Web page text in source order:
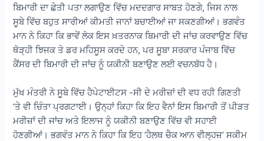
ਬਿਮਾਰੀ ਦਾ ਛੇਤੀ ਪਤਾ ਲਗਾਉਣ ਵਿੱਚ ਮਦਦਗਾਰ ਸਾਬਤ ਹੋਣਗੇ, ਜਿਸ ਨਾਲ
ਸੂਬੇ ਵਿੱਚ ਬਹੁਤ ਸਾਰੀਆਂ ਕੀਮਤੀ ਜਾਨਾਂ ਬਚਾਈਆਂ ਜਾ ਸਕਣਗੀਆਂ। ਭਗਵੰਤ
ਮਾਨ ਨੇ ਕਿਹਾ ਕਿ ਭਾਵੇਂ ਲੋਕ ਇਸ ਖ਼ਤਰਨਾਕ ਬਿਮਾਰੀ ਦੀ ਜਾਂਚ ਕਰਵਾਉਣ ਵਿੱਚ
ਥੋੜ੍ਹੀ ਝਿਜਕ ਤੇ ਡਰ ਮਹਿਸੂਸ ਕਰਦੇ ਹਨ, ਪਰ ਸੂਬਾ ਸਰਕਾਰ ਪੰਜਾਬ ਵਿੱਚ
ਕੈਂਸਰ ਦੀ ਬਿਮਾਰੀ ਦੀ ਜਾਂਚ ਨੂੰ ਯਕੀਨੀ ਬਣਾਉਣ ਲਈ ਵਚਨਬੱਧ ਹੈ।
ਮੁੱਖ ਮੰਤਰੀ ਨੇ ਸੂਬੇ ਵਿੱਚ ਹੈਪੇਟਾਈਟਸ -ਸੀ ਦੇ ਮਰੀਜ਼ਾਂ ਦੀ ਵਧ ਰਹੀ ਗਿਣਤੀ
‘ਤੇ ਵੀ ਚਿੰਤਾ ਪ੍ਰਗਟਾਈ। ਉਨ੍ਹਾਂ ਕਿਹਾ ਕਿ ਇਹ ਵੈਨਾਂ ਇਸ ਬਿਮਾਰੀ ਤੋਂ ਪੀੜਤ
ਮਰੀਜ਼ਾਂ ਦੀ ਜਾਂਚ ਅਤੇ ਇਲਾਜ ਨੂੰ ਯਕੀਨੀ ਬਣਾਉਣ ਵਿੱਚ ਵੀ ਸਹਾਈ
ਹੋਣਗੀਆਂ। ਭਗਵੰਤ ਮਾਨ ਨੇ ਕਿਹਾ ਕਿ ਇਹ ‘ਹੈਲਥ ਚੈਕ ਆਨ ਵੀਲ੍ਹਜ਼’ ਸਕੀਮ